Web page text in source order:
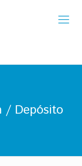
/ Depósito